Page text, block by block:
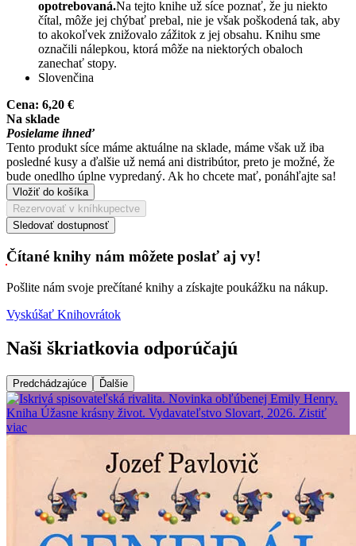
opotrebovaná.Na tejto knihe už síce poznať, že ju niekto
čítal, môže jej chýbať prebal, nie je však poškodená tak, aby
to akokoľvek znižovalo zážitok z jej obsahu. Knihu sme
označili nálepkou, ktorá môže na niektorých obaloch
zanechať stopy.
Slovenčina
Cena: 6,20 €
Na sklade
Posielame ihneď
Tento produkt síce máme aktuálne na sklade, máme však už iba
posledné kusy a ďalšie už nemá ani distribútor, preto je možné, že
bude onedlho úplne vypredaný. Ak ho chcete mať, ponáhľajte sa!
Vložiť do košíka
Rezervovať v kníhkupectve
Sledovať dostupnosť
Čítané knihy nám môžete poslať aj vy!
Pošlite nám svoje prečítané knihy a získajte poukážku na nákup.
Vyskúšať Knihovrátok
Naši škriatkovia odporúčajú
Predchádzajúce Ďalšie